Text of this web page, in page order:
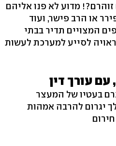
מדוע לא פנו אליהם
או הרב פישר, ועוד
המצויים תדיר בבתי
לסייע למערכת לעשות
עם עורך דין
בעטיו של המעצר
יגרום להרבה אמהות